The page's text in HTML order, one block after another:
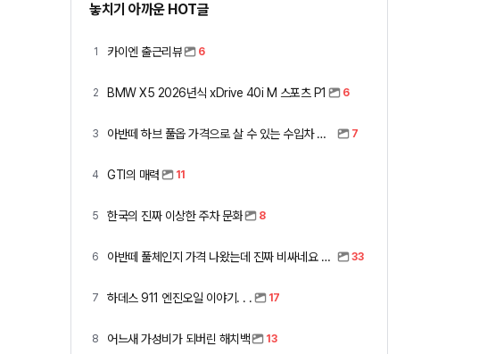
놓치기 아까운 HOT글
1 카이엔 출근리뷰 6
2 BMW X5 2026년식 xDrive 40i M 스포츠 P1 6
3 아반떼 하브 풀옵 가격으로 살 수 있는 수입차 모아봤습니다 (중고 포함) 7
4 GTI의 매력 11
5 한국의 진짜 이상한 주차 문화 8
6 아반떼 풀체인지 가격 나왔는데 진짜 비싸네요 ㅎㅎ 33
7 하데스 911 엔진오일 이야기. . . 17
8 어느새 가성비가 되버린 해치백 13